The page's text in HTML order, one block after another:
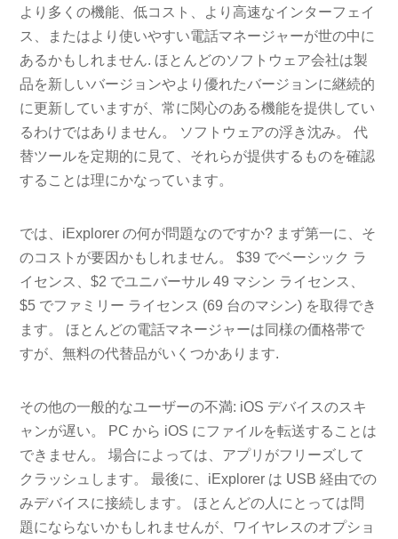
より多くの機能、低コスト、より高速なインターフェイ
ス、またはより使いやすい電話マネージャーが世の中に
あるかもしれません. ほとんどのソフトウェア会社は製
品を新しいバージョンやより優れたバージョンに継続的
に更新していますが、常に関心のある機能を提供してい
るわけではありません。 ソフトウェアの浮き沈み。 代
替ツールを定期的に見て、それらが提供するものを確認
することは理にかなっています。
では、iExplorer の何が問題なのですか? まず第一に、そ
のコストが要因かもしれません。 $39 でベーシック ラ
イセンス、$2 でユニバーサル 49 マシン ライセンス、
$5 でファミリー ライセンス (69 台のマシン) を取得でき
ます。 ほとんどの電話マネージャーは同様の価格帯で
すが、無料の代替品がいくつかあります.
その他の一般的なユーザーの不満: iOS デバイスのスキ
ャンが遅い。 PC から iOS にファイルを転送することは
できません。 場合によっては、アプリがフリーズして
クラッシュします。 最後に、iExplorer は USB 経由での
みデバイスに接続します。 ほとんどの人にとっては問
題にならないかもしれませんが、ワイヤレスのオプショ